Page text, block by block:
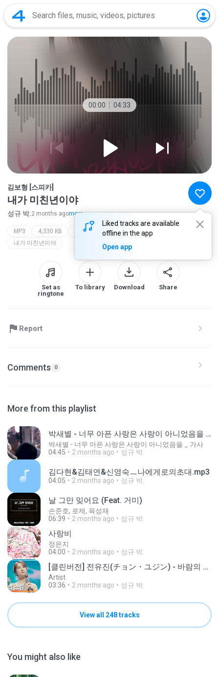
00:00 04:33
Liked tracks are available
offline in the app
Open app
김보형 [스피카]
내가 미친년이야
성규 박.2 months agomore...
MP3 4,330 KB 팝 > 발라드 (Ballad)
김보형 [스피카]
내가 미친년이야
Set as
ringtone
To library Download Share
Report
Comments 0
More from this playlist
박새별 - 너무 아픈 사랑은 사랑이 아니었음을 _ 가사
박새별 - 너무 아픈 사랑은 사랑이 아니었음을 _ 가사
04:45
2 months ago 성규 박.
김다현&김태연&신영숙ㅡ나에게로의초대.mp3
04:05 2 months ago 성규 박.
날 그만 잊어요 (Feat. 거미)
손준호, 로제, 육성재
06:39
2 months ago 성규 박.
사랑비
정은지
04:00
2 months ago 성규 박.
[클린버전] 전유진(チョン・ユジン) - 바람의 소원(風の願い)｜⚡한일톱텐쇼⚡250127
Artist
03:36
2 months ago 성규 박.
View all 248 tracks
You might also like